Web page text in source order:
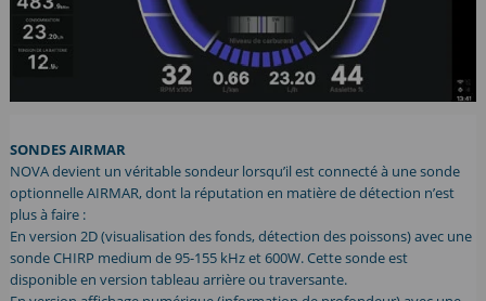
SONDES AIRMAR
NOVA devient un véritable sondeur lorsqu’il est connecté à une sonde
optionnelle AIRMAR, dont la réputation en matière de détection n’est
plus à faire :
En version 2D (visualisation des fonds, détection des poissons) avec une
sonde CHIRP medium de 95-155 kHz et 600W. Cette sonde est
disponible en version tableau arrière ou traversante.